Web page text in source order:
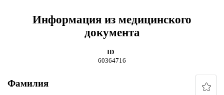
Информация из медицинского
документа
ID
60364716
Фамилия